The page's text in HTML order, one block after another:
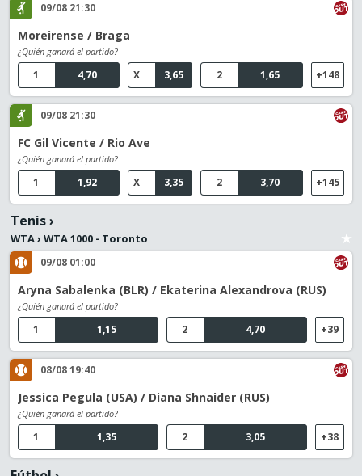
09/08 21:30
Moreirense / Braga
¿Quién ganará el partido?
4,70
1 3,65
X 1,65
2 +148
09/08 21:30
FC Gil Vicente / Rio Ave
¿Quién ganará el partido?
1,92
1 3,35
X 3,70
2 +145
Tenis›
WTA› WTA 1000 - Toronto
09/08 01:00
Aryna Sabalenka (BLR) / Ekaterina Alexandrova (RUS)
¿Quién ganará el partido?
1,15
1 4,70
2 +39
08/08 19:40
Jessica Pegula (USA) / Diana Shnaider (RUS)
¿Quién ganará el partido?
1,35
1 3,05
2 +38